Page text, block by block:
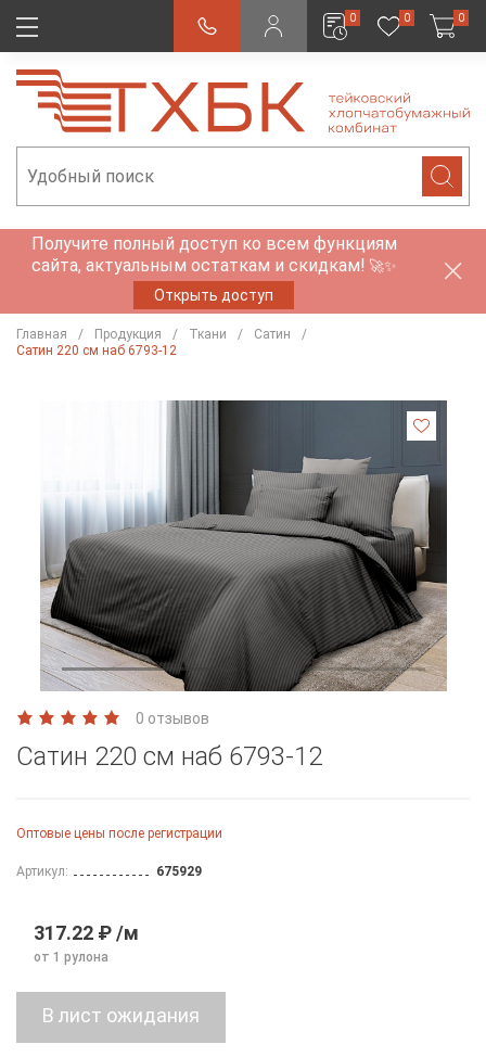
0 0 0
Получите полный доступ ко всем функциям
сайта, актуальным остаткам и скидкам! 🚀✨
Открыть доступ
Главная Продукция Ткани
Сатин
Сатин 220 см наб 6793-12
0 отзывов
Сатин 220 см наб 6793-12
Оптовые цены после регистрации
Артикул: 675929
317.22 ₽ /м
от 1 рулона